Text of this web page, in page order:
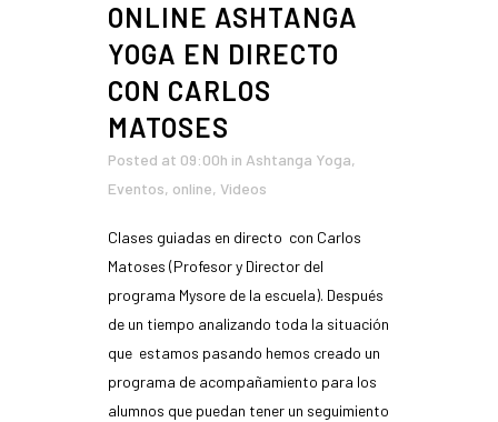
ONLINE ASHTANGA
YOGA EN DIRECTO
CON CARLOS
MATOSES
Posted at 09:00h in Ashtanga Yoga,
Eventos, online, Videos
Clases guiadas en directo con Carlos
Matoses (Profesor y Director del
programa Mysore de la escuela). Después
de un tiempo analizando toda la situación
que estamos pasando hemos creado un
programa de acompañamiento para los
alumnos que puedan tener un seguimiento